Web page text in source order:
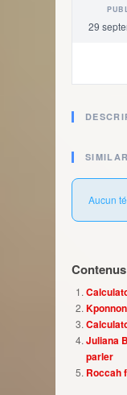
29
Aucun
Juliana
parler
Roccah